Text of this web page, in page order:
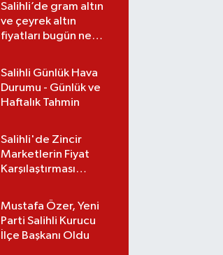
Salihli’de gram altın
ve çeyrek altın
fiyatları bugün ne
(08.08.2026)
Salihli Günlük Hava
Durumu - Günlük ve
Haftalık Tahmin
Salihli'de Zincir
Marketlerin Fiyat
Karşılaştırması
Mustafa Özer, Yeni
Parti Salihli Kurucu
İlçe Başkanı Oldu